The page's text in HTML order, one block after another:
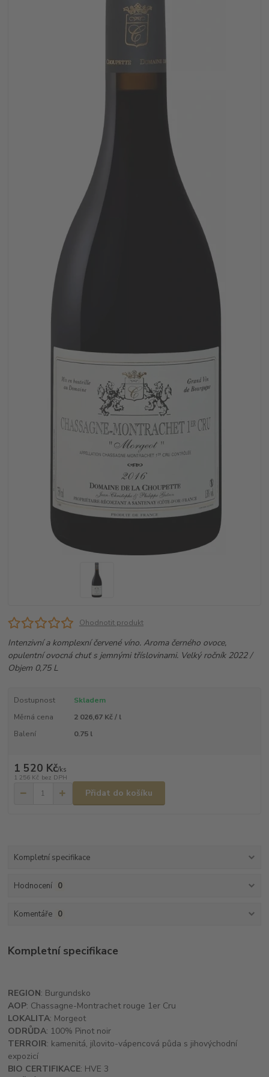
Ohodnotit produkt
Intenzivní a komplexní červené víno. Aroma černého ovoce,
opulentní ovocná chuť s jemnými tříslovinami. Velký ročník 2022 /
Objem 0,75 L
Dostupnost
Skladem
Měrná cena
2 026,67 Kč / l
Balení
0.75 l
1 520 Kč/ks
1 256 Kč bez DPH
Přidat do košíku
Kompletní specifikace
Hodnocení 0
Komentáře 0
Kompletní specifikace
REGION: Burgundsko
AOP: Chassagne-Montrachet rouge 1er Cru
LOKALITA: Morgeot
ODRŮDA: 100% Pinot noir
TERROIR: kamenitá, jílovito-vápencová půda s jihovýchodní
expozicí
BIO CERTIFIKACE: HVE 3